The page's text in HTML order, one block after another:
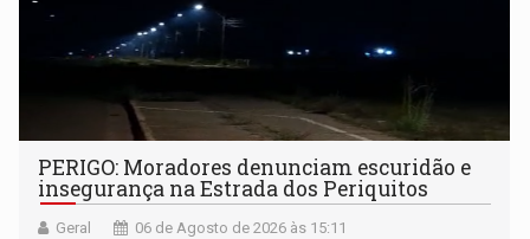
PERIGO: Moradores denunciam escuridão e
insegurança na Estrada dos Periquitos
Geral 06 de Agosto de 2026 às 15:11